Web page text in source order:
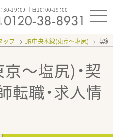
30-19：00 土日10：00-19：00
ッフ JR中央本線(東京～塩尻) 契
～塩尻)・契
転職・求人情